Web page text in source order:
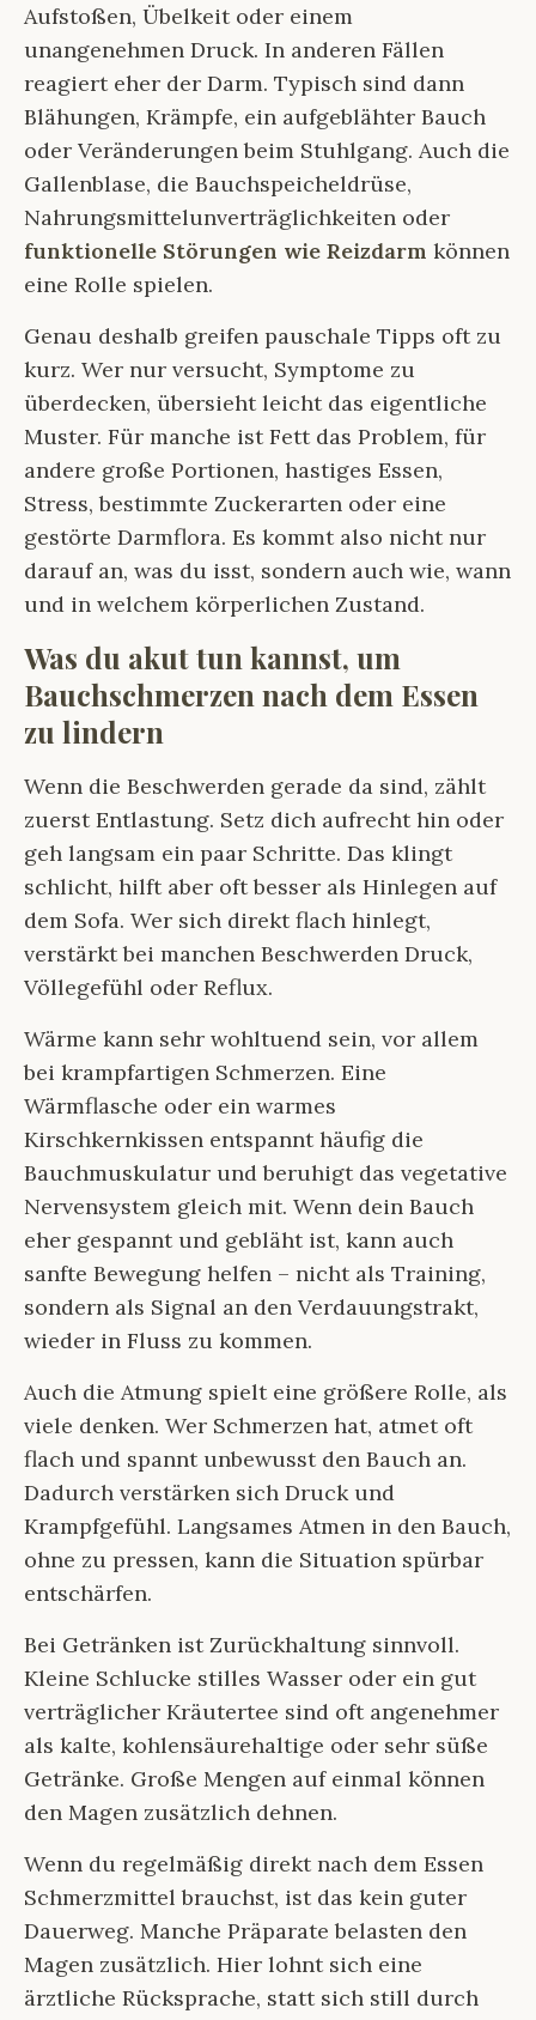
Aufstoßen, Übelkeit oder einem
unangenehmen Druck. In anderen Fällen
reagiert eher der Darm. Typisch sind dann
Blähungen, Krämpfe, ein aufgeblähter Bauch
oder Veränderungen beim Stuhlgang. Auch die
Gallenblase, die Bauchspeicheldrüse,
Nahrungsmittelunverträglichkeiten oder
funktionelle Störungen wie Reizdarm können
eine Rolle spielen.
Genau deshalb greifen pauschale Tipps oft zu
kurz. Wer nur versucht, Symptome zu
überdecken, übersieht leicht das eigentliche
Muster. Für manche ist Fett das Problem, für
andere große Portionen, hastiges Essen,
Stress, bestimmte Zuckerarten oder eine
gestörte Darmflora. Es kommt also nicht nur
darauf an, was du isst, sondern auch wie, wann
und in welchem körperlichen Zustand.
Was du akut tun kannst, um
Bauchschmerzen nach dem Essen
zu lindern
Wenn die Beschwerden gerade da sind, zählt
zuerst Entlastung. Setz dich aufrecht hin oder
geh langsam ein paar Schritte. Das klingt
schlicht, hilft aber oft besser als Hinlegen auf
dem Sofa. Wer sich direkt flach hinlegt,
verstärkt bei manchen Beschwerden Druck,
Völlegefühl oder Reflux.
Wärme kann sehr wohltuend sein, vor allem
bei krampfartigen Schmerzen. Eine
Wärmflasche oder ein warmes
Kirschkernkissen entspannt häufig die
Bauchmuskulatur und beruhigt das vegetative
Nervensystem gleich mit. Wenn dein Bauch
eher gespannt und gebläht ist, kann auch
sanfte Bewegung helfen – nicht als Training,
sondern als Signal an den Verdauungstrakt,
wieder in Fluss zu kommen.
Auch die Atmung spielt eine größere Rolle, als
viele denken. Wer Schmerzen hat, atmet oft
flach und spannt unbewusst den Bauch an.
Dadurch verstärken sich Druck und
Krampfgefühl. Langsames Atmen in den Bauch,
ohne zu pressen, kann die Situation spürbar
entschärfen.
Bei Getränken ist Zurückhaltung sinnvoll.
Kleine Schlucke stilles Wasser oder ein gut
verträglicher Kräutertee sind oft angenehmer
als kalte, kohlensäurehaltige oder sehr süße
Getränke. Große Mengen auf einmal können
den Magen zusätzlich dehnen.
Wenn du regelmäßig direkt nach dem Essen
Schmerzmittel brauchst, ist das kein guter
Dauerweg. Manche Präparate belasten den
Magen zusätzlich. Hier lohnt sich eine
ärztliche Rücksprache, statt sich still durch